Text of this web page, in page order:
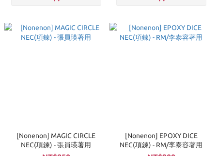
[Nonenon] MAGIC CIRCLE
NEC(項鍊) - 張員瑛著用
[Nonenon] EPOXY DICE
NEC(項鍊) - RM/李泰容著用